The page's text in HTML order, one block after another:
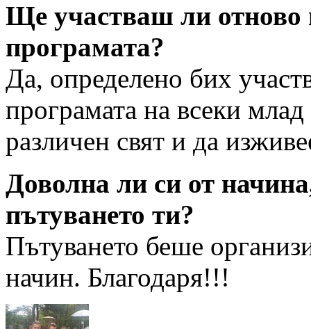
Ще участваш ли
програмата?
Да, определено бих
програмата на всеки
различен свят и да
Доволна ли си от
пътуването ти?
Пътуването беше
начин. Благодаря!!!